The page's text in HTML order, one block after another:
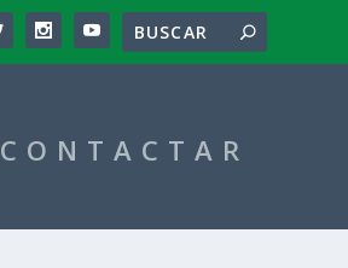
CONTACTAR